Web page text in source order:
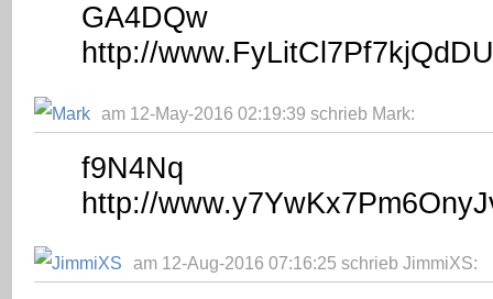
GA4DQw
http://
am 12-May-2016 02:19:39 schrieb Mark:
f9N4Nq
http://
am 12-Aug-2016 07:16:25 schrieb JimmiXS: